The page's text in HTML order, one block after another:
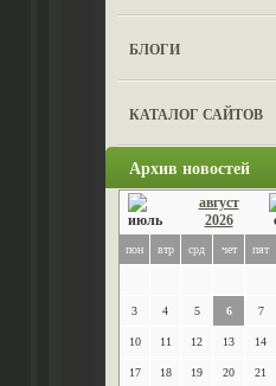
БЛОГИ
КАТАЛОГ САЙТОВ
Архив новостей
август
2026
пон втр срд чет пят
3 4 5 6 7
10 11 12 13 14
17 18 19 20 21